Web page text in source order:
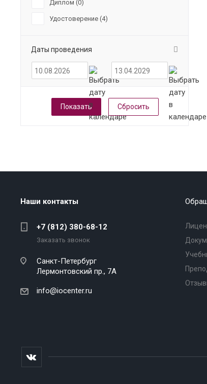
Диплом (0)
Удостоверение (4)
Даты проведения
Сбросить
Наши контакты
+7 (812) 380-68-12
Заказать звонок
Санкт-Петербург
Лермонтовский пр., 7А
info@iocenter.ru